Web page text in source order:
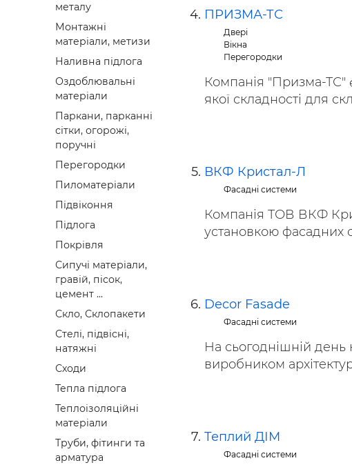
металу
Монтажні
матеріали, метизи
Наливна підлога
Оздоблювальні
матеріали
Паркани, парканні
сітки, огорожі,
поручні
Перегородки
Пиломатеріали
Підвіконня
Підлога
Покрівля
Сипучі матеріали,
гравій, пісок,
цемент ...
Скло, Склопакети
Стелі, підвісні,
натяжні
Сходи
Тепла підлога
Теплоізоляційні
матеріали
Труби, фітинги та
арматура
ПРИЗМА-ТС
Двері
Вікна
Перегородки
Компанія "Призма-ТС"
якої складності для
ВКФ Кристал-Л
Фасадні системи
Компанія ТОВ ВКФ
установкою фасадних
Decor Fasade
Фасадні системи
На сьогоднішній
виробником
Теплий ДІМ
Фасадні системи